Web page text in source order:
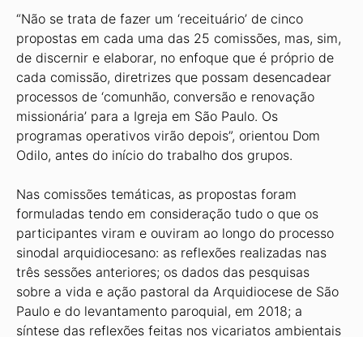
“Não se trata de fazer um ‘receituário’ de cinco
propostas em cada uma das 25 comissões, mas, sim,
de discernir e elaborar, no enfoque que é próprio de
cada comissão, diretrizes que possam desencadear
processos de ‘comunhão, conversão e renovação
missionária’ para a Igreja em São Paulo. Os
programas operativos virão depois”, orientou Dom
Odilo, antes do início do trabalho dos grupos.
Nas comissões temáticas, as propostas foram
formuladas tendo em consideração tudo o que os
participantes viram e ouviram ao longo do processo
sinodal arquidiocesano: as reflexões realizadas nas
três sessões anteriores; os dados das pesquisas
sobre a vida e ação pastoral da Arquidiocese de São
Paulo e do levantamento paroquial, em 2018; a
síntese das reflexões feitas nos vicariatos ambientais